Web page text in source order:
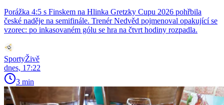
Porážka 4:5 s Finskem na Hlinka Gretzky Cupu 2026 pohřbila
české naděje na semifinále. Trenér Nedvěd pojmenoval opakující se
vzorec: po inkasovaném gólu se hra na čtvrt hodiny rozpadla.
SportyŽivě
dnes, 17:22
3 min